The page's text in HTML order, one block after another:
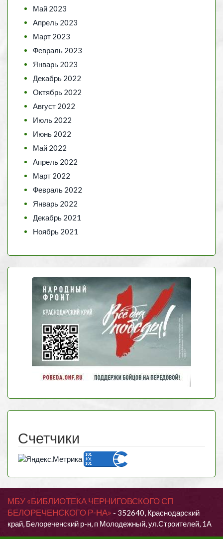
Май 2023
Апрель 2023
Март 2023
Февраль 2023
Январь 2023
Декабрь 2022
Октябрь 2022
Август 2022
Июль 2022
Июнь 2022
Май 2022
Апрель 2022
Март 2022
Февраль 2022
Январь 2022
Декабрь 2021
Ноябрь 2021
Счетчики
МБУ «БИБЛИОТЕКА ЧЕРНИГОВСКОГО СП
БЕЛОРЕЧЕНСКОГО Р-НА» - 352640, Краснодарский
край, Белореченский р-н, п Молодежный, ул.Строителей, 1А